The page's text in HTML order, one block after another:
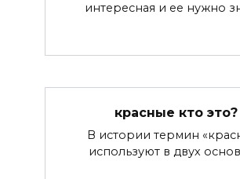
интересная и ее нужно
красные кто это?
В истории термин
используют в двух